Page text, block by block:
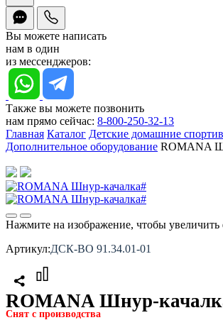
Вы можете написать
нам в один
из мессенджеров:
Также вы можете позвонить
нам прямо сейчас: 8-800-250-32-13
Главная Каталог Детские домашние
Дополнительное оборудование ROMANA
Нажмите на изображение, чтобы увеличить
Артикул:ДСК-ВО 91.34.01-01
ROMANA Шнур-
Снят с производства